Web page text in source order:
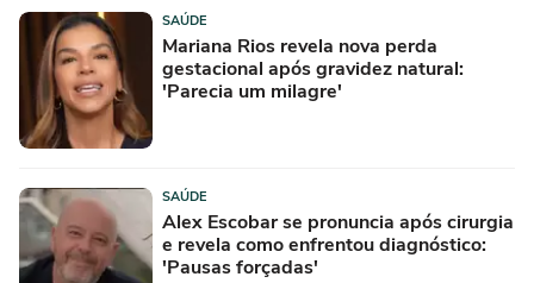
SAÚDE
Mariana Rios revela nova perda
gestacional após gravidez natural:
'Parecia um milagre'
SAÚDE
Alex Escobar se pronuncia após cirurgia
e revela como enfrentou diagnóstico:
'Pausas forçadas'